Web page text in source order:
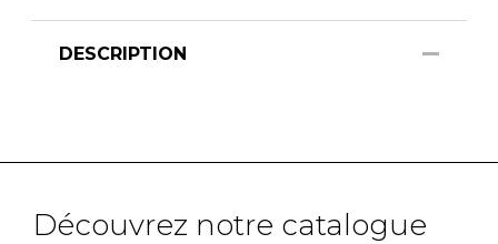
DESCRIPTION
Découvrez notre catalogue